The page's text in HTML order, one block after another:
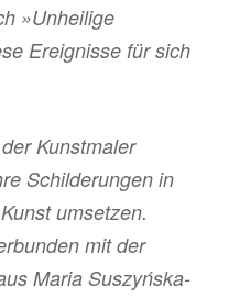
»Unheilige
Ereignisse für sich
Kunstmaler
Schilderungen in
umsetzen.
mit der
Maria Suszyńska-